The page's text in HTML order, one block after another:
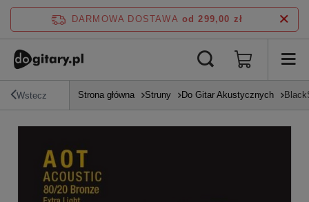
DARMOWA DOSTAWA od 299,00 zł
Wstecz Strona główna Struny Do Gitar Akustycznych